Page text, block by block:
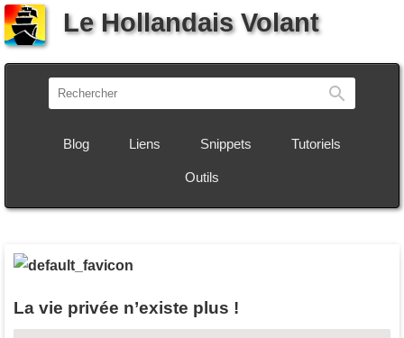
Le Hollandais Volant
Blog Liens Snippets Tutoriels
Outils
La vie privée n’existe plus !